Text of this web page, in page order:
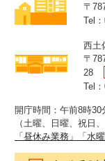
〒
Tel
西土
〒
28
Tel
開庁時間：午前8時
（土曜、日曜、祝日
「昼休み業務」「水